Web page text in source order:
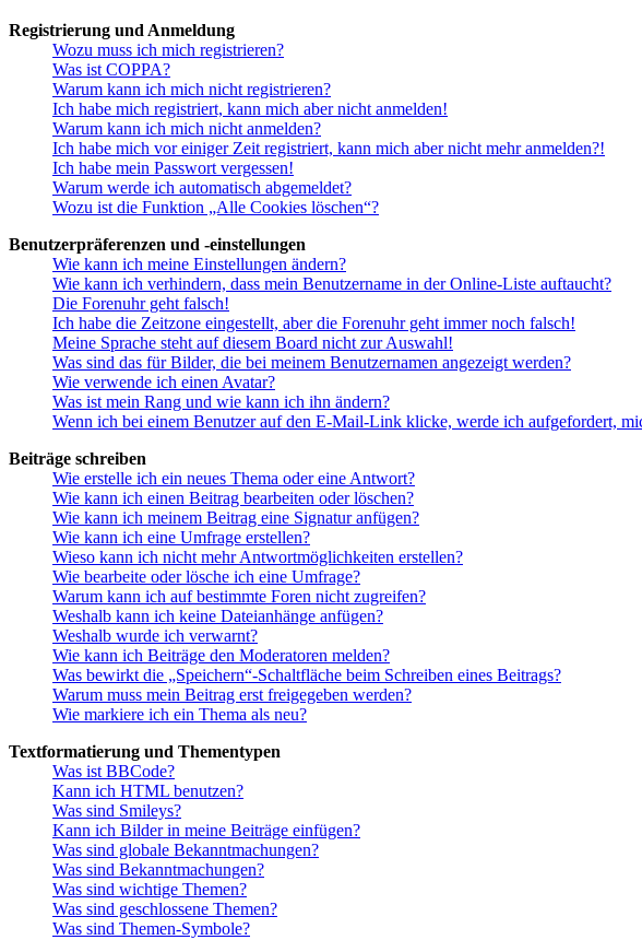
Registrierung und Anmeldung
Wozu muss ich mich registrieren?
Was ist COPPA?
Warum kann ich mich nicht registrieren?
Ich habe mich registriert, kann mich aber nicht anmelden!
Warum kann ich mich nicht anmelden?
Ich habe mich vor einiger Zeit registriert, kann mich aber nicht mehr anmelden?!
Ich habe mein Passwort vergessen!
Warum werde ich automatisch abgemeldet?
Wozu ist die Funktion „Alle Cookies löschen“?
Benutzerpräferenzen und -einstellungen
Wie kann ich meine Einstellungen ändern?
Wie kann ich verhindern, dass mein Benutzername in der Online-Liste auftaucht?
Die Forenuhr geht falsch!
Ich habe die Zeitzone eingestellt, aber die Forenuhr geht immer noch falsch!
Meine Sprache steht auf diesem Board nicht zur Auswahl!
Was sind das für Bilder, die bei meinem Benutzernamen angezeigt werden?
Wie verwende ich einen Avatar?
Was ist mein Rang und wie kann ich ihn ändern?
Wenn ich bei einem Benutzer auf den E-Mail-Link klicke, werde ich aufgefordert,
Beiträge schreiben
Wie erstelle ich ein neues Thema oder eine Antwort?
Wie kann ich einen Beitrag bearbeiten oder löschen?
Wie kann ich meinem Beitrag eine Signatur anfügen?
Wie kann ich eine Umfrage erstellen?
Wieso kann ich nicht mehr Antwortmöglichkeiten erstellen?
Wie bearbeite oder lösche ich eine Umfrage?
Warum kann ich auf bestimmte Foren nicht zugreifen?
Weshalb kann ich keine Dateianhänge anfügen?
Weshalb wurde ich verwarnt?
Wie kann ich Beiträge den Moderatoren melden?
Was bewirkt die „Speichern“-Schaltfläche beim Schreiben eines Beitrags?
Warum muss mein Beitrag erst freigegeben werden?
Wie markiere ich ein Thema als neu?
Textformatierung und Thementypen
Was ist BBCode?
Kann ich HTML benutzen?
Was sind Smileys?
Kann ich Bilder in meine Beiträge einfügen?
Was sind globale Bekanntmachungen?
Was sind Bekanntmachungen?
Was sind wichtige Themen?
Was sind geschlossene Themen?
Was sind Themen-Symbole?